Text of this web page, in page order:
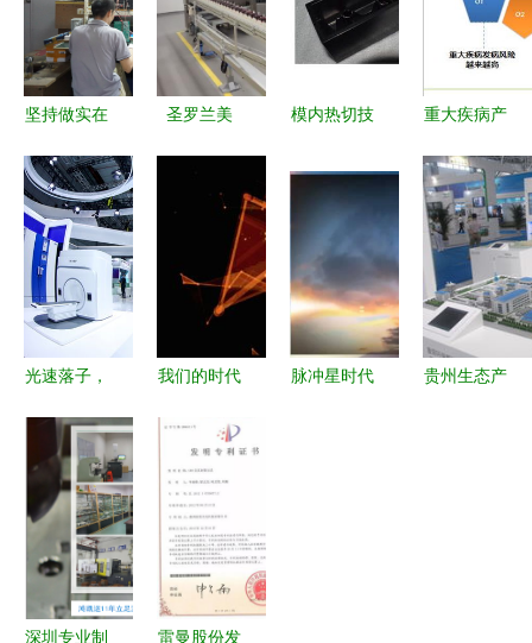
坚持做实在
广州天逸工
厂采访图赏
与制造之道
圣罗兰美
探访欧莱雅
研发中心和
工厂
模内热切技
新高效成
型，嵌入式
精密解析
重大疾病产
从客户需求
出发的专业
沟通与转化
策略
光速落子，
软银中国联
手青岛城阳
上演开发区
投资神话
我们的时代
来的科技饕
餮盛宴！
脉冲星时代
贵州生态产
深圳专业制 雷曼股份发